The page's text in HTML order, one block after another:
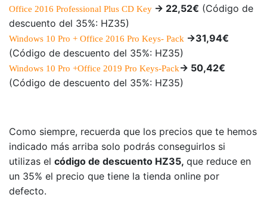
Office 2016 Professional Plus CD Key -> 22,52€ (Código de
descuento del 35%: HZ35)
Windows 10 Pro + Office 2016 Pro Keys- Pack ->31,94€
(Código de descuento del 35%: HZ35)
Windows 10 Pro +Office 2019 Pro Keys-Pack-> 50,42€
(Código de descuento del 35%: HZ35)
Como siempre, recuerda que los precios que te hemos
indicado más arriba solo podrás conseguirlos si
utilizas el código de descuento HZ35, que reduce en
un 35% el precio que tiene la tienda online por
defecto.